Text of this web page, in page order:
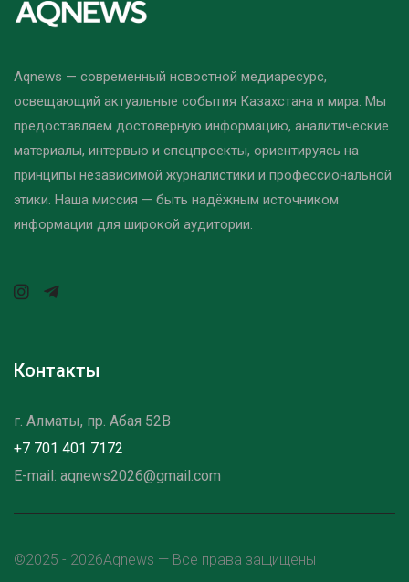
Aqnews — современный новостной медиаресурс,
освещающий актуальные события Казахстана и мира. Мы
предоставляем достоверную информацию, аналитические
материалы, интервью и спецпроекты, ориентируясь на
принципы независимой журналистики и профессиональной
этики. Наша миссия — быть надёжным источником
информации для широкой аудитории.
Контакты
г. Алматы, пр. Абая 52B
+7 701 401 7172
E-mail: aqnews2026@gmail.com
©2025 - 2026Aqnews — Все права защищены